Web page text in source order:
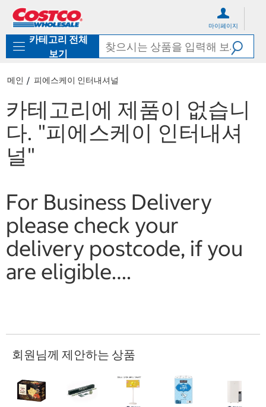
로
기
가
마이페이지
카테고리 전체
보기
메인 피에스케이 인터내셔널
카테고리에 제품이 없습니
다. "피에스케이 인터내셔
널"
For Business Delivery
please check your
delivery postcode, if you
are eligible….
회원님께 제안하는 상품